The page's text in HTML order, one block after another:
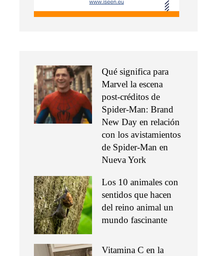
Qué significa para
Marvel la escena
post-créditos de
Spider-Man: Brand
New Day en relación
con los avistamientos
de Spider-Man en
Nueva York
Los 10 animales con
sentidos que hacen
del reino animal un
mundo fascinante
Vitamina C en la